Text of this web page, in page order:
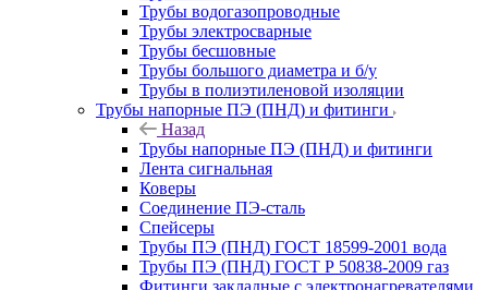
Трубы водогазопроводные
Трубы электросварные
Трубы бесшовные
Трубы большого диаметра и б/у
Трубы в полиэтиленовой изоляции
Трубы напорные ПЭ (ПНД) и фитинги
Назад
Трубы напорные ПЭ (ПНД) и фитинги
Лента сигнальная
Коверы
Соединение ПЭ-сталь
Спейсеры
Трубы ПЭ (ПНД) ГОСТ 18599-2001 вода
Трубы ПЭ (ПНД) ГОСТ Р 50838-2009 газ
Фитинги закладные с электронагревателями